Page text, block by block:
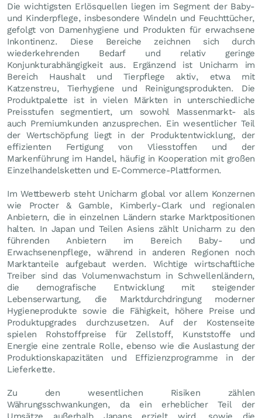
Die wichtigsten Erlösquellen liegen im Segment der Baby-
und Kinderpflege, insbesondere Windeln und Feuchttücher,
gefolgt von Damenhygiene und Produkten für erwachsene
Inkontinenz. Diese Bereiche zeichnen sich durch
wiederkehrenden Bedarf und relativ geringe
Konjunkturabhängigkeit aus. Ergänzend ist Unicharm im
Bereich Haushalt und Tierpflege aktiv, etwa mit
Katzenstreu, Tierhygiene und Reinigungsprodukten. Die
Produktpalette ist in vielen Märkten in unterschiedliche
Preisstufen segmentiert, um sowohl Massenmarkt- als
auch Premiumkunden anzusprechen. Ein wesentlicher Teil
der Wertschöpfung liegt in der Produktentwicklung, der
effizienten Fertigung von Vliesstoffen und der
Markenführung im Handel, häufig in Kooperation mit großen
Einzelhandelsketten und E-Commerce-Plattformen.
Im Wettbewerb steht Unicharm global vor allem Konzernen
wie Procter & Gamble, Kimberly-Clark und regionalen
Anbietern, die in einzelnen Ländern starke Marktpositionen
halten. In Japan und Teilen Asiens zählt Unicharm zu den
führenden Anbietern im Bereich Baby- und
Erwachsenenpflege, während in anderen Regionen noch
Marktanteile aufgebaut werden. Wichtige wirtschaftliche
Treiber sind das Volumenwachstum in Schwellenländern,
die demografische Entwicklung mit steigender
Lebenserwartung, die Marktdurchdringung moderner
Hygieneprodukte sowie die Fähigkeit, höhere Preise und
Produktupgrades durchzusetzen. Auf der Kostenseite
spielen Rohstoffpreise für Zellstoff, Kunststoffe und
Energie eine zentrale Rolle, ebenso wie die Auslastung der
Produktionskapazitäten und Effizienzprogramme in der
Lieferkette.
Zu den wesentlichen Risiken zählen
Währungsschwankungen, da ein erheblicher Teil der